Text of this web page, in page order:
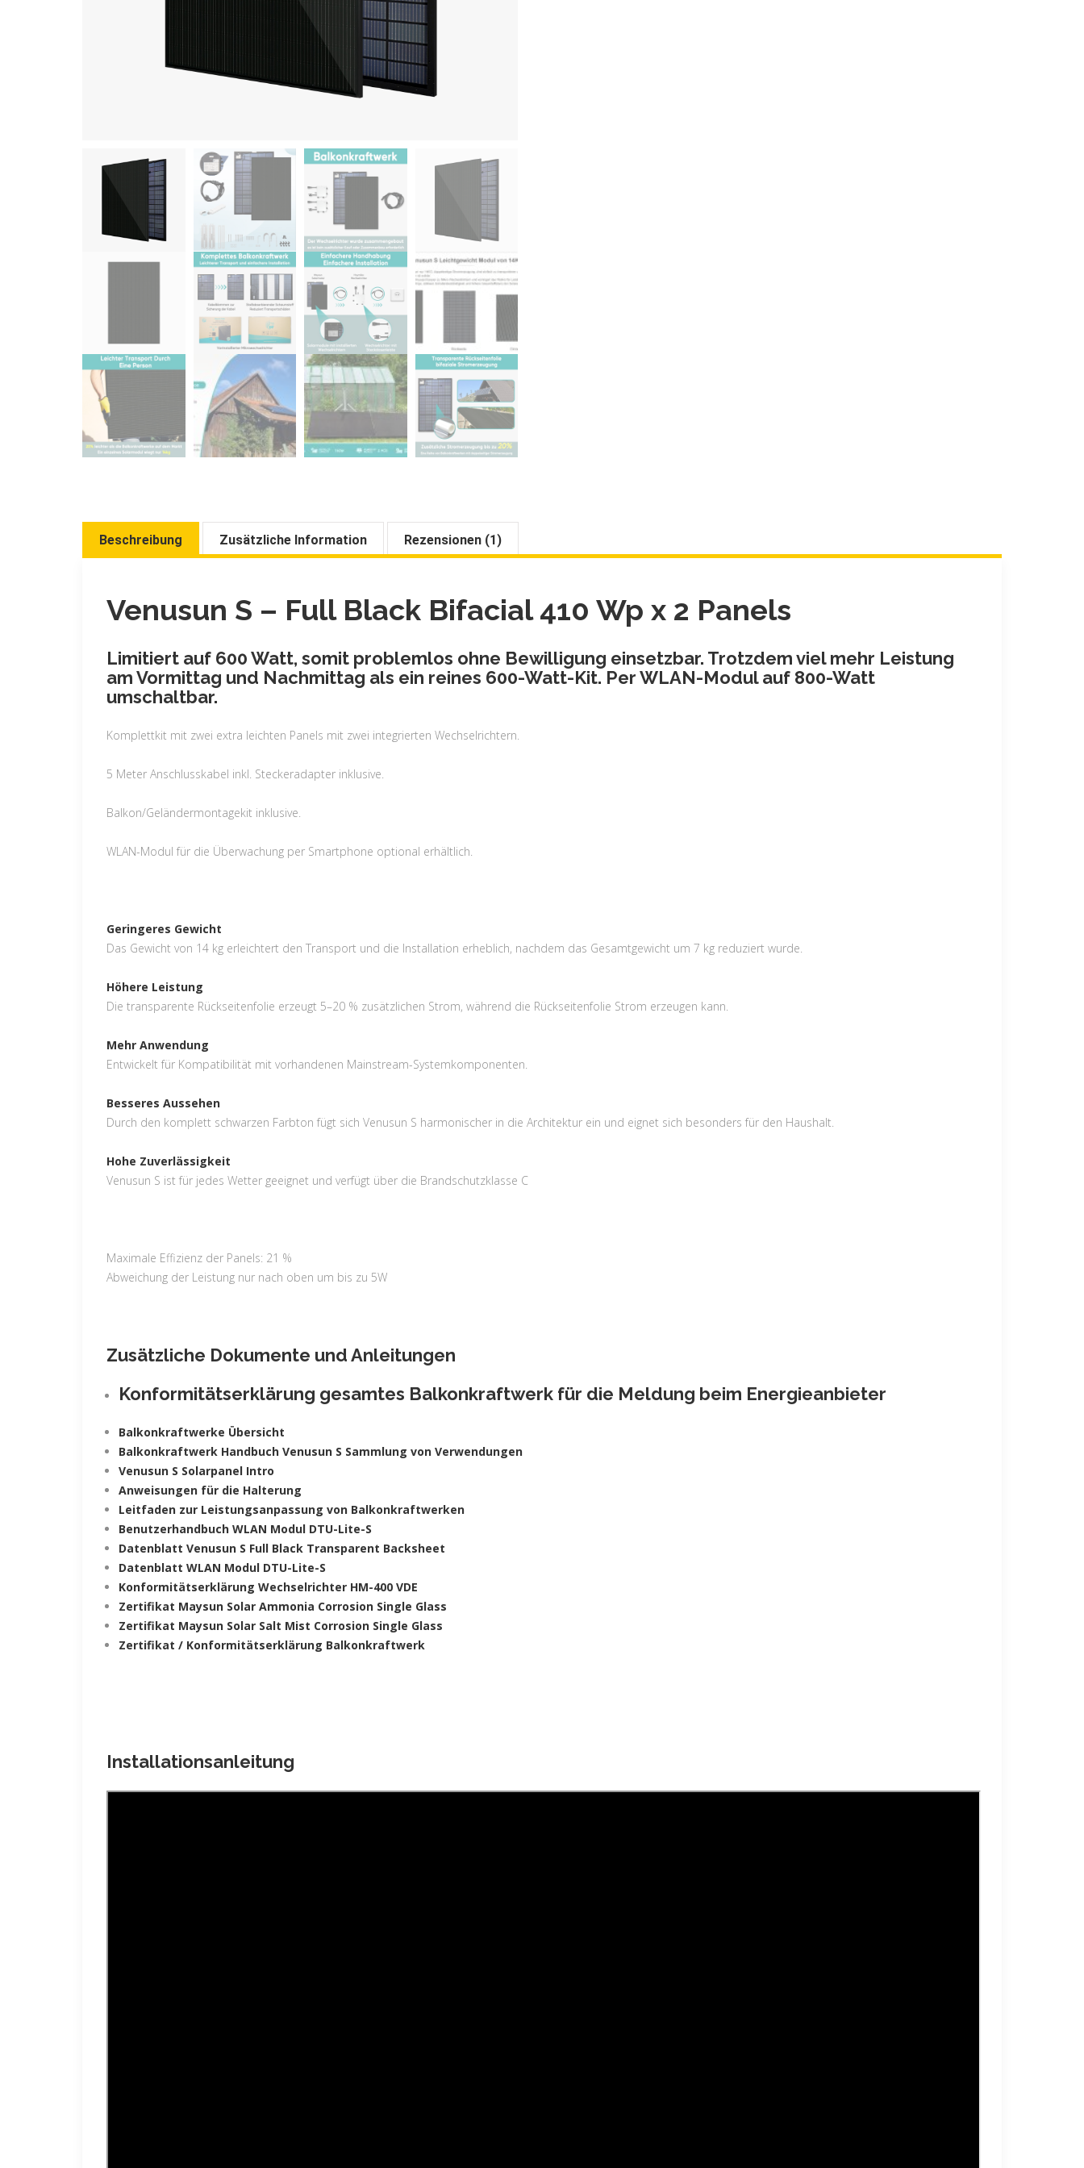
Beschreibung Zusätzliche Information Rezensionen (1)
Venusun S – Full Black Bifacial 410 Wp x 2 Panels
Limitiert auf 600 Watt, somit problemlos ohne Bewilligung einsetzbar. Trotzdem viel mehr Leistung
am Vormittag und Nachmittag als ein reines 600-Watt-Kit. Per WLAN-Modul auf 800-Watt
umschaltbar.
Komplettkit mit zwei extra leichten Panels mit zwei integrierten Wechselrichtern.
5 Meter Anschlusskabel inkl. Steckeradapter inklusive.
Balkon/Geländermontagekit inklusive.
WLAN-Modul für die Überwachung per Smartphone optional erhältlich.
Geringeres Gewicht
Das Gewicht von 14 kg erleichtert den Transport und die Installation erheblich, nachdem das Gesamtgewicht um 7 kg reduziert wurde.
Höhere Leistung
Die transparente Rückseitenfolie erzeugt 5–20 % zusätzlichen Strom, während die Rückseitenfolie Strom erzeugen kann.
Mehr Anwendung
Entwickelt für Kompatibilität mit vorhandenen Mainstream-Systemkomponenten.
Besseres Aussehen
Durch den komplett schwarzen Farbton fügt sich Venusun S harmonischer in die Architektur ein und eignet sich besonders für den Haushalt.
Hohe Zuverlässigkeit
Venusun S ist für jedes Wetter geeignet und verfügt über die Brandschutzklasse C
Maximale Effizienz der Panels: 21 %
Abweichung der Leistung nur nach oben um bis zu 5W
Zusätzliche Dokumente und Anleitungen
Konformitätserklärung gesamtes Balkonkraftwerk für die Meldung beim Energieanbieter
Balkonkraftwerke Übersicht
Balkonkraftwerk Handbuch Venusun S Sammlung von Verwendungen
Venusun S Solarpanel Intro
Anweisungen für die Halterung
Leitfaden zur Leistungsanpassung von Balkonkraftwerken
Benutzerhandbuch WLAN Modul DTU-Lite-S
Datenblatt Venusun S Full Black Transparent Backsheet
Datenblatt WLAN Modul DTU-Lite-S
Konformitätserklärung Wechselrichter HM-400 VDE
Zertifikat Maysun Solar Ammonia Corrosion Single Glass
Zertifikat Maysun Solar Salt Mist Corrosion Single Glass
Zertifikat / Konformitätserklärung Balkonkraftwerk
Installationsanleitung